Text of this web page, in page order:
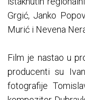
Grgić, Janko
Murić i Nevena
Film je nastao u
producenti su
fotografije